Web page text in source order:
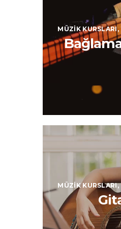
MÜZIK KURSLARI,
MÜZIK KURSLARI,